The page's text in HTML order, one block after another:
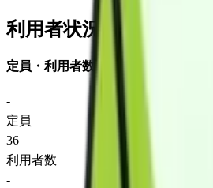
利用者状況
定員・利用者数
-
定員
36
利用者数
-